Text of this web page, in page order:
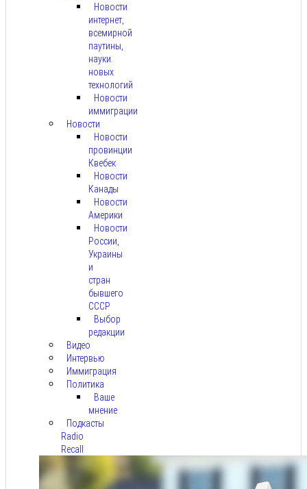
Новости
интернет,
всемирной
паутины,
науки.
новых
технологий
Новости
иммиграции
Новости
Новости
провинции
Квебек
Новости
Канады
Новости
Америки
Новости
России,
Украины
и
стран
бывшего
СССР
Выбор
редакции
Видео
Интервью
Иммиграция
Политика
Ваше
мнение
Подкасты
Radio
Recall